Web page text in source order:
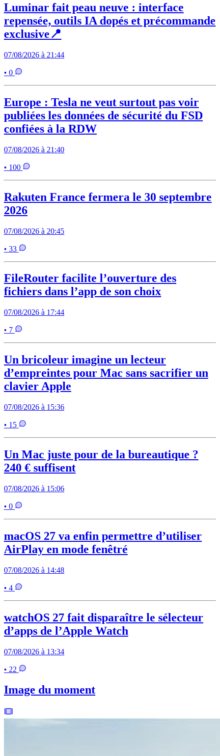
Luminar fait peau neuve : interface
repensée, outils IA dopés et précommande
exclusive📍
07/08/2026 à 21:44
• 0
Europe : Tesla ne veut surtout pas voir
publiées les données de sécurité du FSD
confiées à la RDW
07/08/2026 à 21:40
• 100
Rakuten France fermera le 30 septembre
2026
07/08/2026 à 20:45
• 33
FileRouter facilite l’ouverture des
fichiers dans l’app de son choix
07/08/2026 à 17:44
• 7
Un bricoleur imagine un lecteur
d’empreintes pour Mac sans sacrifier un
clavier Apple
07/08/2026 à 15:36
• 15
Un Mac juste pour de la bureautique ?
240 € suffisent
07/08/2026 à 15:06
• 0
macOS 27 va enfin permettre d’utiliser
AirPlay en mode fenêtré
07/08/2026 à 14:48
• 4
watchOS 27 fait disparaître le sélecteur
d’apps de l’Apple Watch
07/08/2026 à 13:34
• 22
Image du moment